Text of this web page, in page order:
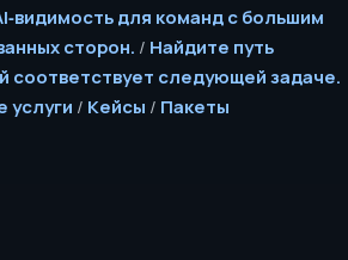
для команд с большим
сторон. / Найдите путь
соответствует следующей задаче.
услуги / Кейсы / Пакеты